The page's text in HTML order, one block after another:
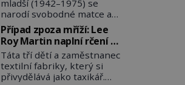
mladší (1942–1975) se
narodí svobodné matce a
adoptují ho provozovatelé
pečovatelského domu
Charles a Katharine
Schmidovi. Synek jim
mnoho radosti nepřinese.
Mezi přáteli v arizonském
Případ zpoza mříží: Lee
Roy Martin naplní rčení o
volání do lesa
Táta tří dětí a zaměstnanec
textilní fabriky, který si
přivydělává jako taxikář.